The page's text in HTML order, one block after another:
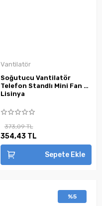
Vantilatör
Soğutucu Vantilatör
Telefon Standlı Mini Fan -
Lisinya
373,09 TL
354,43 TL
Sepete Ekle
%5